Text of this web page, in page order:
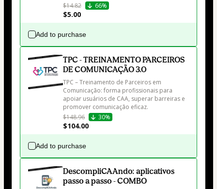
$14.82
66%
$5.00
Add to purchase
TPC - TREINAMENTO PARCEIROS
DE COMUNICAÇÃO 3.0
TPC – Treinamento de Parceiros em
Comunicação: forma profissionais para
apoiar usuários de CAA, superar barreiras e
$148.96
30%
$104.00
Add to purchase
DescompliCAAndo: aplicativos
passo a passo - COMBO